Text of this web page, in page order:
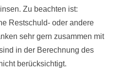
Zu beachten ist:
Restschuld- oder andere
sehr gern zusammen mit
in der Berechnung des
berücksichtigt.